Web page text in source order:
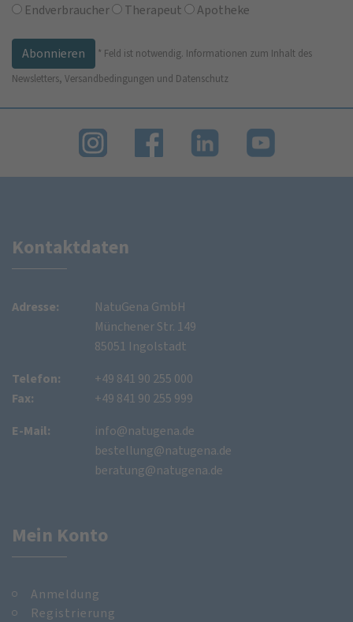
Endverbraucher Therapeut Apotheke
* Feld ist notwendig. Informationen zum Inhalt des
Newsletters, Versandbedingungen und Datenschutz
Kontaktdaten
Adresse:
NatuGena GmbH
Münchener Str. 149
85051 Ingolstadt
Telefon:
Fax:
+49 841 90 255 000
+49 841 90 255 999
E-Mail:
info@natugena.de
bestellung@natugena.de
beratung@natugena.de
Mein Konto
Anmeldung
Registrierung